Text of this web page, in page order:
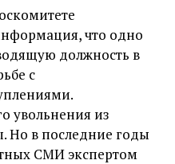
что одно
должность в
с
увольнения из
Но в последние годы
СМИ экспертом